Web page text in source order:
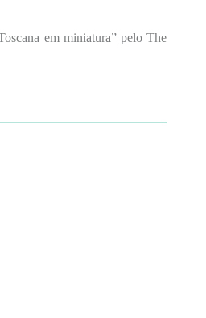
em miniatura” pelo The